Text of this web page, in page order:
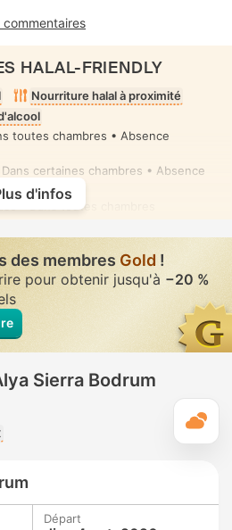
HALAL-FRIENDLY
Nourriture halal à proximité
toutes chambres • Absence
Dans certaines chambres • Absence
• Dans toutes chambres
d'infos
des membres Gold !
pour obtenir jusqu'à −20 %
Sierra Bodrum
Départ